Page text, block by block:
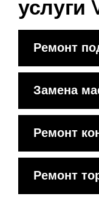
услуги
Ремонт
Замена
Ремонт
Ремонт